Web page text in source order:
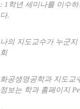
: 1 학년 세미나를 이수
다.
나의 지도교수가 누군
회
화공생명공학과 지도교
정보는 학과 홈페이지